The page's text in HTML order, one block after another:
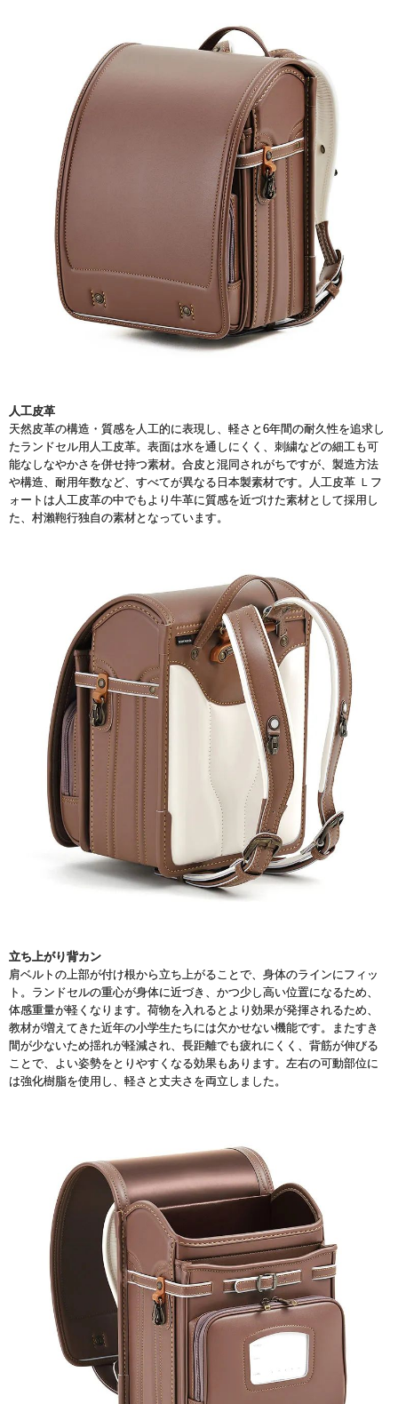
人工皮革
天然皮革の構造・質感を人工的に表現し、軽さと6年間の耐久性を追求し
たランドセル用人工皮革。表面は水を通しにくく、刺繍などの細工も可
能なしなやかさを併せ持つ素材。合皮と混同されがちですが、製造方法
や構造、耐用年数など、すべてが異なる日本製素材です。人工皮革 Ｌフ
ォートは人工皮革の中でもより牛革に質感を近づけた素材として採用し
た、村瀨鞄行独自の素材となっています。
立ち上がり背カン
肩ベルトの上部が付け根から立ち上がることで、身体のラインにフィッ
ト。ランドセルの重心が身体に近づき、かつ少し高い位置になるため、
体感重量が軽くなります。荷物を入れるとより効果が発揮されるため、
教材が増えてきた近年の小学生たちには欠かせない機能です。またすき
間が少ないため揺れが軽減され、長距離でも疲れにくく、背筋が伸びる
ことで、よい姿勢をとりやすくなる効果もあります。左右の可動部位に
は強化樹脂を使用し、軽さと丈夫さを両立しました。